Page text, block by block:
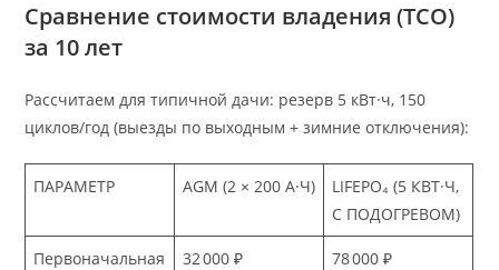
Сравнение стоимости владения (TCO)
за 10 лет
Рассчитаем для типичной дачи: резерв 5 кВт·ч, 150
циклов/год (выезды по выходным + зимние отключения):
ПАРАМЕТР AGM (2 × 200 А·Ч)
LIFEPO₄ (5 КВТ·Ч,
С ПОДОГРЕВОМ)
Первоначальная
32 000 ₽ 78 000 ₽